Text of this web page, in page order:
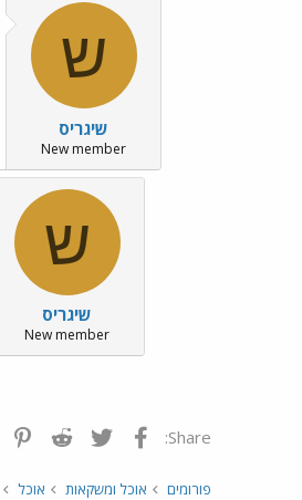
ש
שיגריס
New member
ש
שיגריס
New member
Share: פייסבוק Twitter
Reddit
פורומים אוכל ומשקאות אוכל